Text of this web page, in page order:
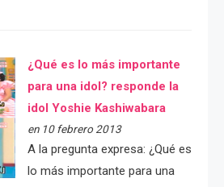
¿Qué es lo más importante
para una idol? responde la
idol Yoshie Kashiwabara
en 10 febrero 2013
A la pregunta expresa: ¿Qué es
lo más importante para una